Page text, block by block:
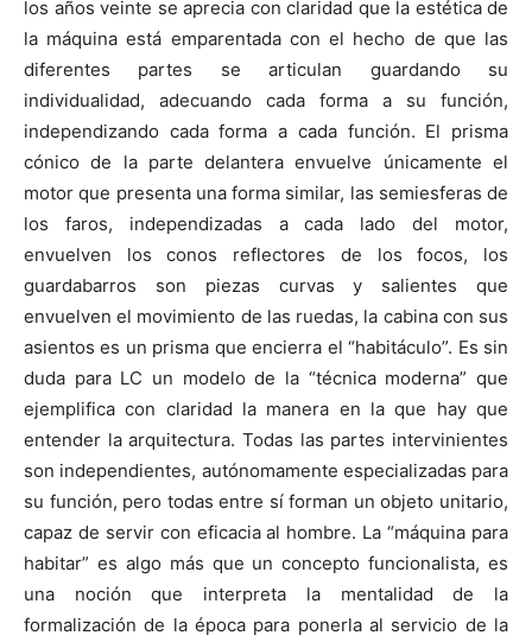
los años veinte se aprecia con claridad que la estética de
la máquina está emparentada con el hecho de que las
diferentes partes se articulan guardando su
individualidad, adecuando cada forma a su función,
independizando cada forma a cada función. El prisma
cónico de la parte delantera envuelve únicamente el
motor que presenta una forma similar, las semiesferas de
los faros, independizadas a cada lado del motor,
envuelven los conos reflectores de los focos, los
guardabarros son piezas curvas y salientes que
envuelven el movimiento de las ruedas, la cabina con sus
asientos es un prisma que encierra el “habitáculo”. Es sin
duda para LC un modelo de la “técnica moderna” que
ejemplifica con claridad la manera en la que hay que
entender la arquitectura. Todas las partes intervinientes
son independientes, autónomamente especializadas para
su función, pero todas entre sí forman un objeto unitario,
capaz de servir con eficacia al hombre. La “máquina para
habitar” es algo más que un concepto funcionalista, es
una noción que interpreta la mentalidad de la
formalización de la época para ponerla al servicio de la